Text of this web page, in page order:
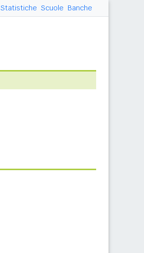
Statistiche Scuole Banche